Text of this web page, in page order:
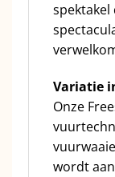
spektakel
Variatie
Onze
wordt